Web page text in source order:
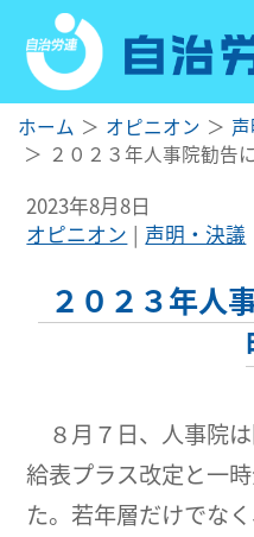
ホーム オピニオン
２０２３年人事院勧告
2023年8月8日
オピニオン
声明・決議
２０２３年人
８月７日、人事院
給表プラス改定と一
た。若年層だけでな